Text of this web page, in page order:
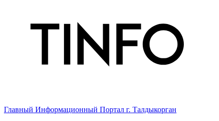
Главный Информационный Портал г. Талдыкорган